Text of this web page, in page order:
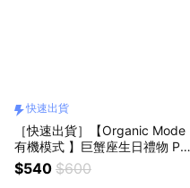
快速出貨
［快速出貨］【Organic Mode
有機模式 】巨蟹座生日禮物 PU
RSOUL 旅行洗護組(100mlx2)
$540 $600